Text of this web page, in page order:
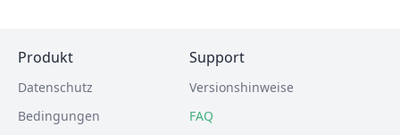
Produkt
Datenschutz
Bedingungen
Support
Versionshinweise
FAQ